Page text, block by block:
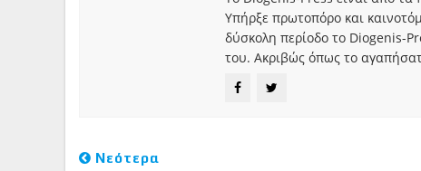
Υπήρξε πρωτοπόρο και
δύσκολη περίοδο το Diogenis-
του. Ακριβώς όπως το
Νεότερα